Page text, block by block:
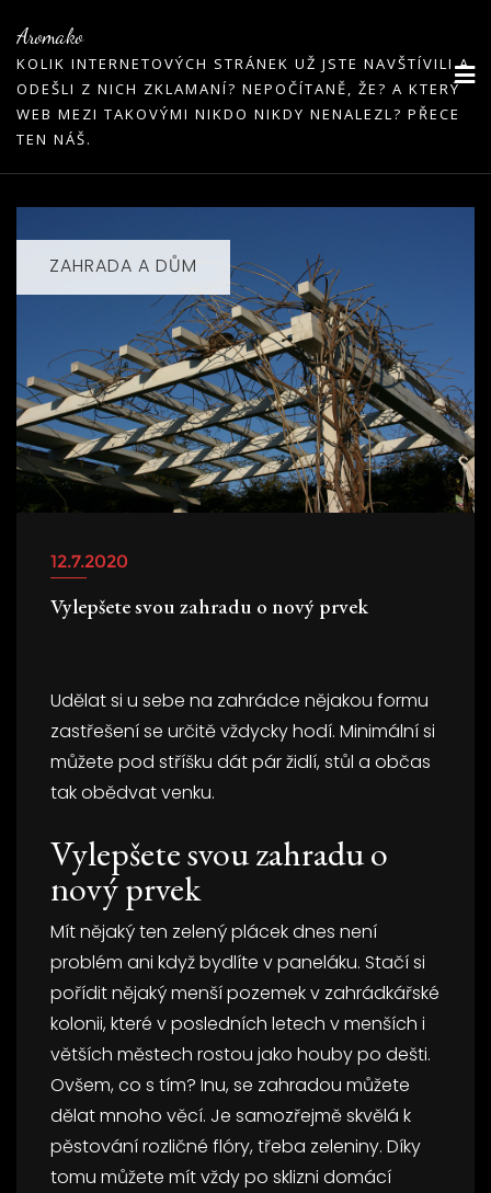
to
content
Aromako
KOLIK INTERNETOVÝCH STRÁNEK UŽ JSTE NAVŠTÍVILI A
ODEŠLI Z NICH ZKLAMANÍ? NEPOČÍTANĚ, ŽE? A KTERÝ
WEB MEZI TAKOVÝMI NIKDO NIKDY NENALEZL? PŘECE
TEN NÁŠ.
ZAHRADA A DŮM
12.7.2020
Vylepšete svou zahradu o nový prvek
Udělat si u sebe na zahrádce nějakou formu
zastřešení se určitě vždycky hodí. Minimální si
můžete pod stříšku dát pár židlí, stůl a občas
tak obědvat venku.
Vylepšete svou zahradu o
nový prvek
Mít nějaký ten zelený plácek dnes není
problém ani když bydlíte v paneláku. Stačí si
pořídit nějaký menší pozemek v zahrádkářské
kolonii, které v posledních letech v menších i
větších městech rostou jako houby po dešti.
Ovšem, co s tím? Inu, se zahradou můžete
dělat mnoho věcí. Je samozřejmě skvělá k
pěstování rozličné flóry, třeba zeleniny. Díky
tomu můžete mít vždy po sklizni domácí